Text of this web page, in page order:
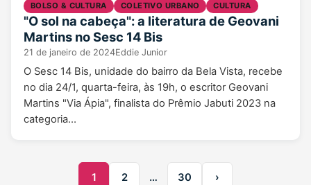
BOLSO & CULTURA COLETIVO URBANO CULTURA
"O sol na cabeça": a literatura de Geovani
Martins no Sesc 14 Bis
21 de janeiro de 2024Eddie Junior
O Sesc 14 Bis, unidade do bairro da Bela Vista, recebe
no dia 24/1, quarta-feira, às 19h, o escritor Geovani
Martins "Via Ápia", finalista do Prêmio Jabuti 2023 na
categoria…
1 2 … 30 ›